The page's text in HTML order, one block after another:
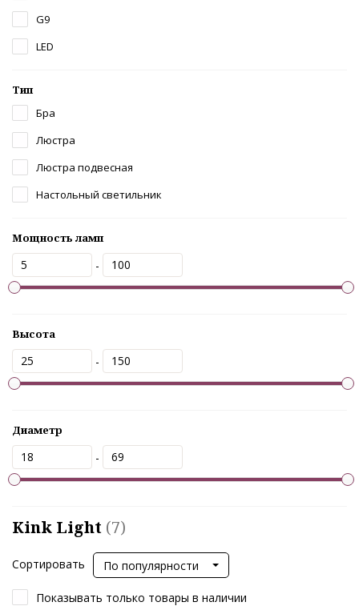
G9
LED
Тип
Бра
Люстра
Люстра подвесная
Настольный светильник
Мощность ламп
-
Высота
-
Диаметр
-
Kink Light (7)
Сортировать По популярности
Показывать только товары в наличии